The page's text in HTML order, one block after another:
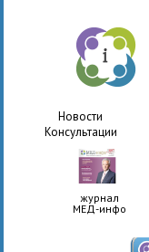
Новости
Консультации
журнал
МЕД-инфо